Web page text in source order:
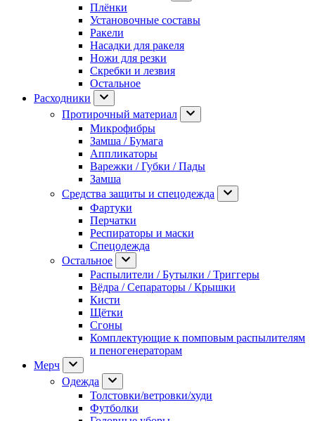
Плёнки
Установочные составы
Ракели
Насадки для ракеля
Ножи для резки
Скребки и лезвия
Остальное
Расходники
Протирочный материал
Микрофибры
Замша / Бумага
Аппликаторы
Варежки / Губки / Пады
Замша
Средства защиты и спецодежда
Фартуки
Перчатки
Респираторы и маски
Спецодежда
Остальное
Распылители / Бутылки / Триггеры
Вёдра / Сепараторы / Крышки
Кисти
Щётки
Сгоны
Комплектующие к помповым распылителям
и пеногенераторам
Мерч
Одежда
Толстовки/ветровки/худи
Футболки